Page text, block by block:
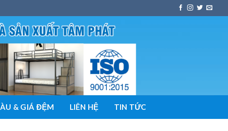
& GIÁ ĐỆM LIÊN HỆ TIN TỨC